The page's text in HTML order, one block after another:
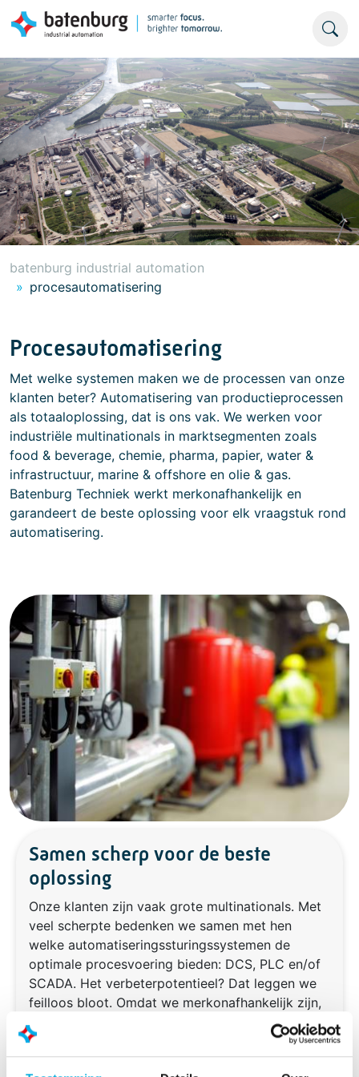
batenburg industrial automation
procesautomatisering
Procesautomatisering
Met welke systemen maken we de processen van onze
klanten beter? Automatisering van productieprocessen
als totaaloplossing, dat is ons vak. We werken voor
industriële multinationals in marktsegmenten zoals
food & beverage, chemie, pharma, papier, water &
infrastructuur, marine & offshore en olie & gas.
Batenburg Techniek werkt merkonafhankelijk en
garandeert de beste oplossing voor elk vraagstuk rond
automatisering.
Samen scherp voor de beste
oplossing
Onze klanten zijn vaak grote multinationals. Met
veel scherpte bedenken we samen met hen
welke automatiseringssturingssystemen de
optimale procesvoering bieden: DCS, PLC en/of
SCADA. Het verbeterpotentieel? Dat leggen we
feilloos bloot. Omdat we merkonafhankelijk zijn,
kiezen we altijd voor het systeem dat ook echt
de beste oplossing oplevert.